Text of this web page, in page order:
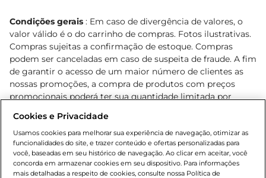
Condições gerais : Em caso de divergência de valores, o
valor válido é o do carrinho de compras. Fotos ilustrativas.
Compras sujeitas a confirmação de estoque. Compras
podem ser canceladas em caso de suspeita de fraude. A fim
de garantir o acesso de um maior número de clientes as
nossas promoções, a compra de produtos com preços
promocionais poderá ter sua quantidade limitada por
o e-commerce e válidos durante o dia de hoje, podendo
sofrer alterações sem prévia notificação. Proibida a venda
de bebidas alcoólicas para menores de 18 anos, conforme
Lei n.º 8069/90, art. 81, inciso II (Estatuto da Criança e do
Adolescente). Preços e condições exclusivos para o
Cookies e Privacidade
Usamos cookies para melhorar sua experiência de navegação, otimizar as
funcionalidades do site, e trazer conteúdo e ofertas personalizadas para
você, baseadas em seu histórico de navegação. Ao clicar em aceitar, você
concorda em armazenar cookies em seu dispositivo. Para informações
mais detalhadas a respeito de cookies, consulte nossa Política de